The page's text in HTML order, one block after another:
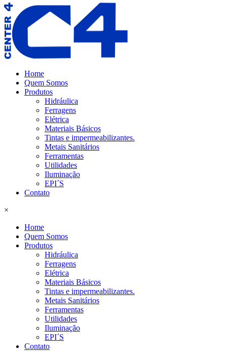
Home
Quem Somos
Produtos
Hidráulica
Ferragens
Elétrica
Materiais Básicos
Tintas e impermeabilizantes.
Metais Sanitários
Ferramentas
Utilidades
Iluminação
EPI´S
Contato
×
Home
Quem Somos
Produtos
Hidráulica
Ferragens
Elétrica
Materiais Básicos
Tintas e impermeabilizantes.
Metais Sanitários
Ferramentas
Utilidades
Iluminação
EPI´S
Contato